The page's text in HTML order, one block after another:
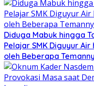
Diduga Mabuk hingga
Pelajar SMK Diguyur
oleh Beberapa